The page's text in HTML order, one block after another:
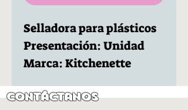
Selladora para plásticos
Presentación: Unidad
Marca: Kitchenette
Contáctanos